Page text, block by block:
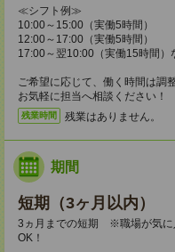
≪シフト例≫
10:00～15:00（実働5時間）
12:00～17:00（実働5時間）
17:00～翌10:00（実働15時間）
ご希望に応じて、働く時間は調
お気軽に担当へ相談ください！
残業時間 残業はありません。
期間
短期（3ヶ月以内）
3ヵ月までの短期 ※職場が気
OK！